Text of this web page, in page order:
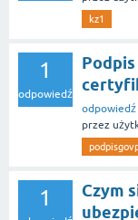
kz1
1
odpowiedź
odpowiedź
przez
1
Czym